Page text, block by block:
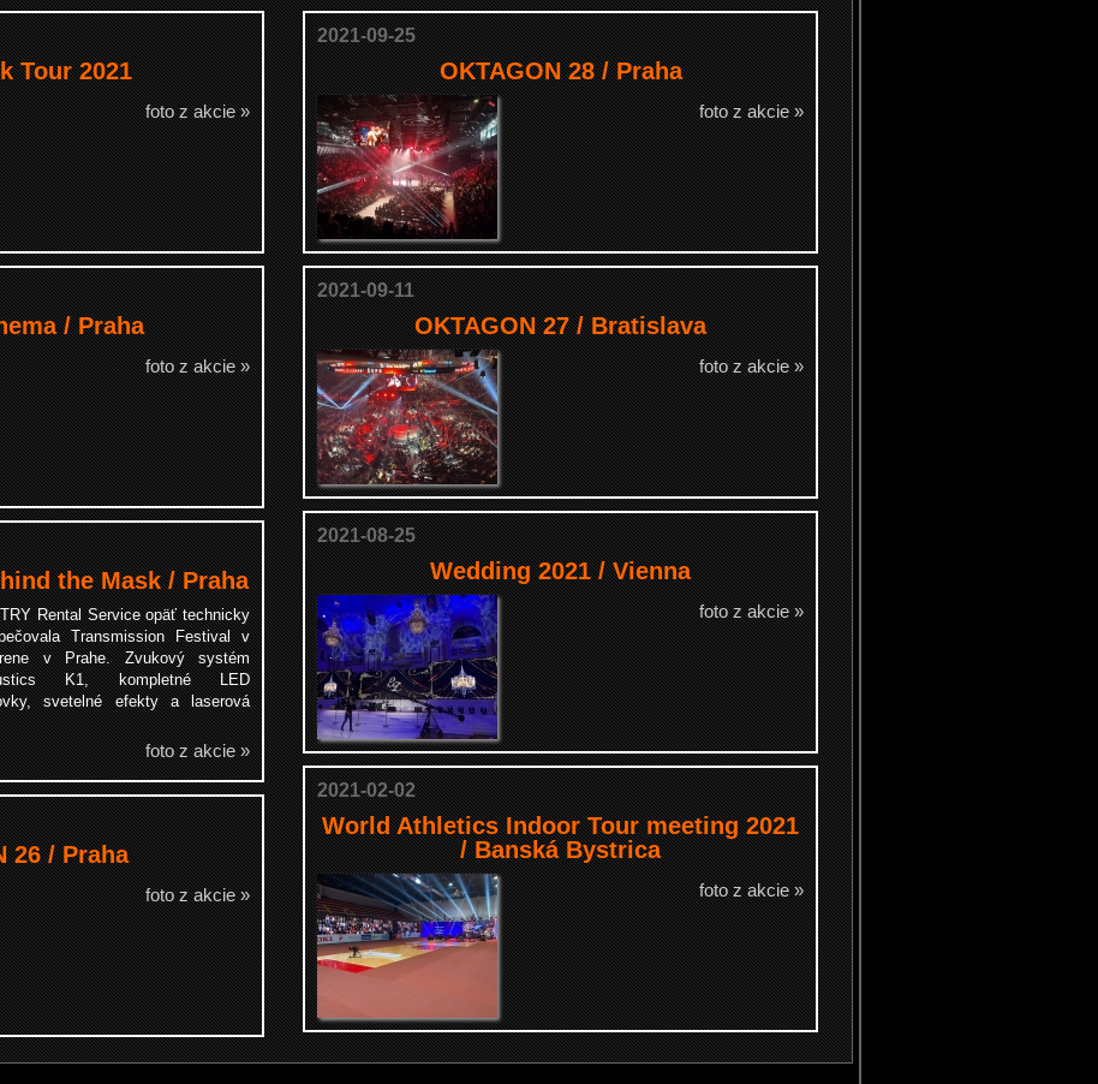
Tour 2021
foto z akcie »
/ Praha
foto z akcie »
the Mask / Praha
Rental Service opäť technicky
Transmission Festival v
v Prahe. Zvukový systém
K1, kompletné LED
svetelné efekty a laserová
foto z akcie »
26 / Praha
foto z akcie »
2021-09-25
OKTAGON 28 / Praha
foto z akcie »
2021-09-11
OKTAGON 27 / Bratislava
foto z akcie »
2021-08-25
Wedding 2021 / Vienna
foto z akcie »
2021-02-02
World Athletics Indoor Tour meeting 2021
/ Banská Bystrica
foto z akcie »